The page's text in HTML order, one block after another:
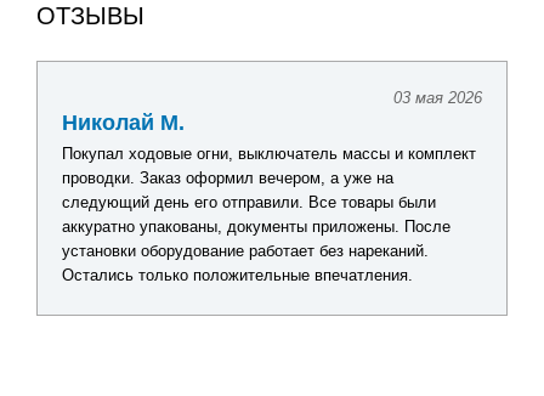
ОТЗЫВЫ
03 мая 2026
Николай М.
Покупал ходовые огни, выключатель массы и комплект
проводки. Заказ оформил вечером, а уже на
следующий день его отправили. Все товары были
аккуратно упакованы, документы приложены. После
установки оборудование работает без нареканий.
Остались только положительные впечатления.